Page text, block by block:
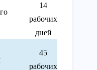
14
рабочих
дней
45
рабочих